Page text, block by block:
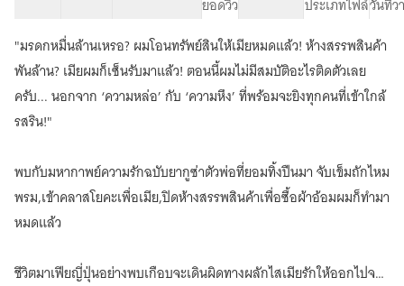
ฉบับ
หมา
เด็ก
ยอดวิว ประเภทไฟล์วันที่ว
"มรดกหมื่นล้านเหรอ? ผมโอนทรัพย์สินให้เมียหมดแล้ว! ห้างสรรพสินค้า
พันล้าน? เมียผมก็เซ็นรับมาแล้ว! ตอนนี้ผมไม่มีสมบัติอะไรติดตัวเลย
ครับ... นอกจาก ‘ความหล่อ’ กับ ‘ความหึง’ ที่พร้อมจะยิงทุกคนที่เข้าใกล้
รสริน!"
พบกับมหากาพย์ความรักฉบับยากูซ่าตัวพ่อที่ยอมทิ้งปืนมา จับเข็มถักไหม
พรม,เข้าคลาสโยคะเพื่อเมีย,ปิดห้างสรรพสินค้าเพื่อซื้อผ้าอ้อมผมก็ทำมา
หมดแล้ว
ชีวิตมาเฟียญี่ปุ่นอย่างพบเกือบจะเดินผิดทางผลักไสเมียรักให้ออกไปจาก